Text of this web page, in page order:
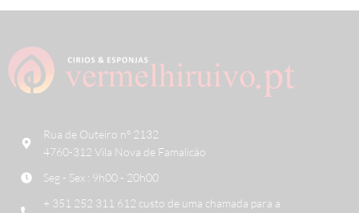
Rua de Outeiro nº 2132
4760-312 Vila Nova de Famalicão
Seg - Sex : 9h00 - 20h00
+ 351 252 311 612 custo de uma chamada para a